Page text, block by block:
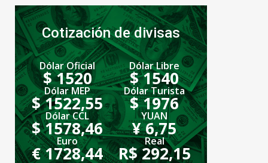
Cotización de divisas
Dólar Oficial
$ 1520
Dólar Libre
$ 1540
Dólar MEP
$ 1522,55
Dólar Turista
$ 1976
Dólar CCL
$ 1578,46
YUAN
¥ 6,75
Euro
€ 1728,44
Real
R$ 292,15